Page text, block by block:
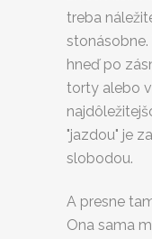
treba
hneď po
torty alebo
"jazdou" je
slobodou.
A presne
Ona sama